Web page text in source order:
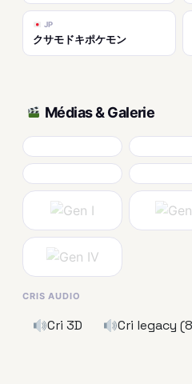
JP
クサモドキポケモン
Médias & Galerie
CRIS AUDIO
Cri 3D Cri legacy